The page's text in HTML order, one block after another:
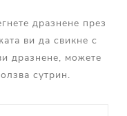
дразнене през
ви да свикне с
дразнене, можете
сутрин.